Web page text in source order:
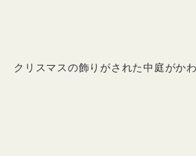
クリスマスの飾りがされた中庭がか